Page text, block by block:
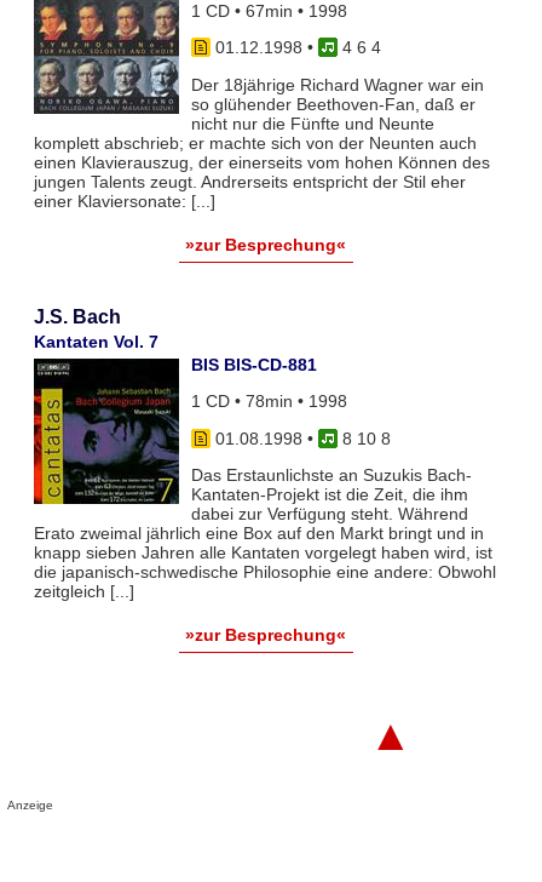
1 CD • 67min • 1998
01.12.1998 •
4 6 4
Der 18jährige Richard Wagner war ein
so glühender Beethoven-Fan, daß er
nicht nur die Fünfte und Neunte
komplett abschrieb; er machte sich von der Neunten auch
einen Klavierauszug, der einerseits vom hohen Können des
jungen Talents zeugt. Andrerseits entspricht der Stil eher
einer Klaviersonate: [...]
»zur Besprechung«
J.S. Bach
Kantaten Vol. 7
BIS BIS-CD-881
1 CD • 78min • 1998
01.08.1998 •
8 10 8
Das Erstaunlichste an Suzukis Bach-
Kantaten-Projekt ist die Zeit, die ihm
dabei zur Verfügung steht. Während
Erato zweimal jährlich eine Box auf den Markt bringt und in
knapp sieben Jahren alle Kantaten vorgelegt haben wird, ist
die japanisch-schwedische Philosophie eine andere: Obwohl
zeitgleich [...]
»zur Besprechung«
▲
Anzeige